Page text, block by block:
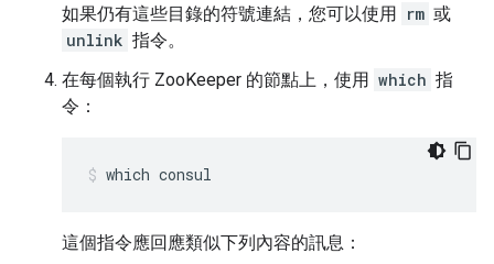
如果仍有這些目錄的符號連結，您可以使用 rm 或
unlink 指令。
在每個執行 ZooKeeper 的節點上，使用 which 指
令：
which consul
這個指令應回應類似下列內容的訊息：